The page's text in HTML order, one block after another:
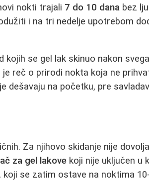
nokti trajali 7 do 10 dana bez
i na tri nedelje upotrebom
se gel lak skinuo nakon
reč o prirodi nokta koja ne
dešavaju na početku, pre
Za njihovo skidanje nije
za gel lakove koji nije uključen u
se zatim ostave na noktima